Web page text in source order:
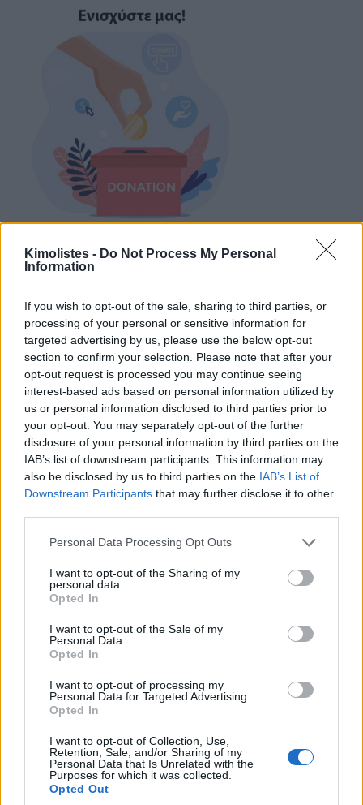
Kimolistes - Do Not Process My Personal
Information
If you wish to opt-out of the sale, sharing to third parties, or
processing of your personal or sensitive information for
targeted advertising by us, please use the below opt-out
section to confirm your selection. Please note that after your
opt-out request is processed you may continue seeing
interest-based ads based on personal information utilized by
us or personal information disclosed to third parties prior to
your opt-out. You may separately opt-out of the further
disclosure of your personal information by third parties on the
IAB’s list of downstream participants. This information may
also be disclosed by us to third parties on the IAB’s List of
Downstream Participants that may further disclose it to other
Please note that this website/app uses one or more Google
not limited to your visit or usage behaviour. You may click to
grant or deny consent to Google and its third-party tags to
use your data for below specified purposes in below Google
consent section.
Personal Data Processing Opt Outs
I want to opt-out of the Sharing of my
personal data.
Opted In
I want to opt-out of the Sale of my
Personal Data.
Opted In
I want to opt-out of processing my
Personal Data for Targeted Advertising.
Opted In
I want to opt-out of Collection, Use,
Retention, Sale, and/or Sharing of my
Personal Data that Is Unrelated with the
Purposes for which it was collected.
Opted Out
Χορηγοί 2026